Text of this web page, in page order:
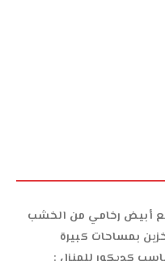
أبواب رمادي مع أبيض رخامي من الخشب
مكونة من 4 أدوار تخزين بمساحات كبيرة